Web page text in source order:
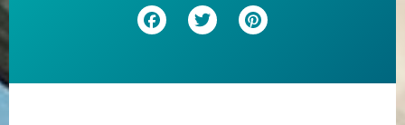
Facebook
Twitter